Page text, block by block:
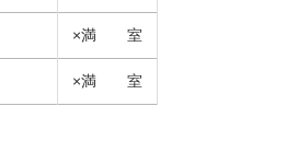
×満 室
×満 室